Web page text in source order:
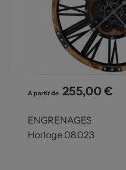
A partir de Prix
255,00 €
ENGRENAGES
Horloge 08.023